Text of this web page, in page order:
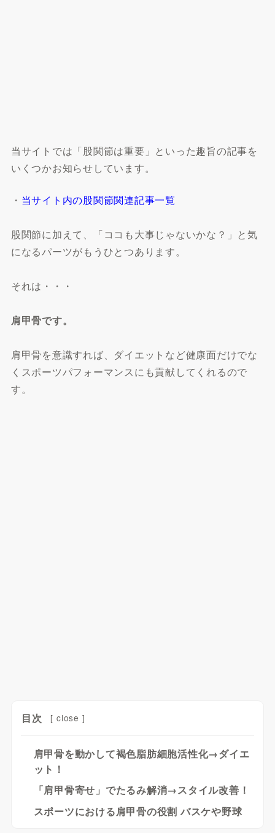
当サイトでは「股関節は重要」といった趣旨の記事を
いくつかお知らせしています。
・ 当サイト内の股関節関連記事一覧
股関節に加えて、「ココも大事じゃないかな？」と気
になるパーツがもうひとつあります。
それは・・・
肩甲骨です。
肩甲骨を意識すれば、ダイエットなど健康面だけでな
くスポーツパフォーマンスにも貢献してくれるので
す。
目次 [ close ]
肩甲骨を動かして褐色脂肪細胞活性化→ダイエ
ット！
「肩甲骨寄せ」でたるみ解消→スタイル改善！
スポーツにおける肩甲骨の役割 バスケや野球